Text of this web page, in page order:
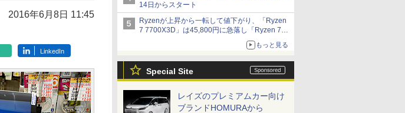
14日からスタート
Ryzenが上昇から一転して値下がり、「Ryzen
7 7700X3D」は45,800円に急落し「Ryzen 7
7800X3D」との価格逆転解消 [8月前半のCPU
もっと見る
Special Site
レイズのプレミアムカー向け
ブランドHOMURAから
2016年6月8日 11:45
LinkedIn